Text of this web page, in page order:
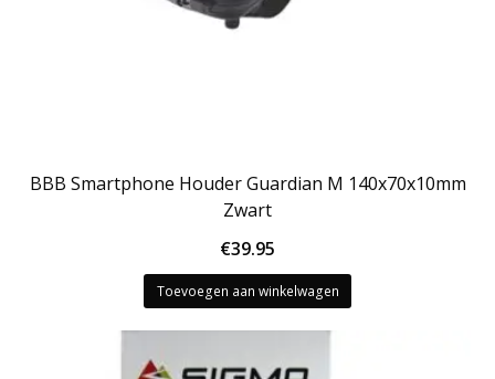
BBB Smartphone Houder Guardian M 140x70x10mm
Zwart
€39.95
Toevoegen aan winkelwagen